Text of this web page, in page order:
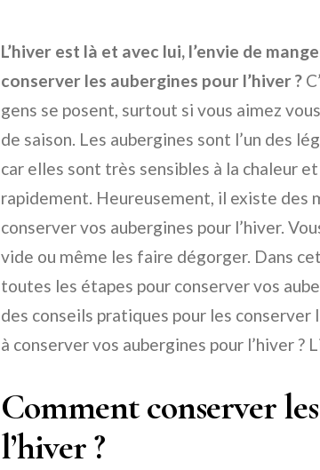
L’hiver est là et avec lui, l’envie de
conserver les aubergines pour l’hiver ?
gens se posent, surtout si vous aimez
de saison. Les aubergines sont l’un des
car elles sont très sensibles à la chaleur
rapidement. Heureusement, il existe des
conserver vos aubergines pour l’hiver.
vide ou même les faire dégorger. Dans
toutes les étapes pour conserver vos
des conseils pratiques pour les
à conserver vos aubergines pour l’hiver ?
Comment conserver
l’hiver ?